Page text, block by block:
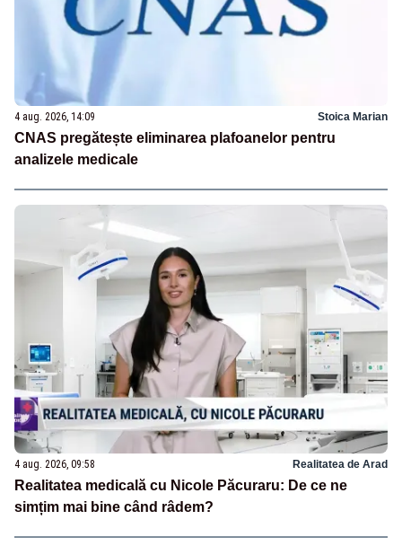
4 aug. 2026, 14:09 Stoica Marian
CNAS pregătește eliminarea plafoanelor pentru
analizele medicale
4 aug. 2026, 09:58 Realitatea de Arad
Realitatea medicală cu Nicole Păcuraru: De ce ne
simțim mai bine când râdem?